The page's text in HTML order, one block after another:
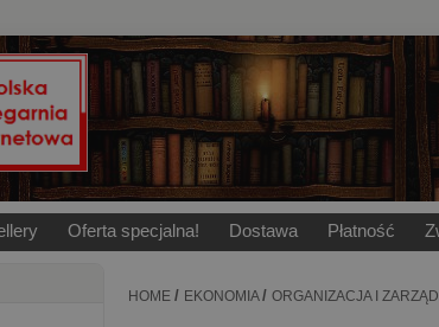
Oferta specjalna! Dostawa Płatność
HOME / EKONOMIA / ORGANIZACJA I